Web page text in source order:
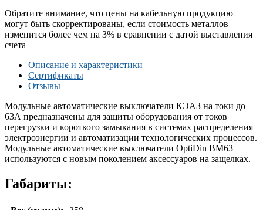
Обратите внимание, что цены на кабельную продукцию
могут быть скорректированы, если стоимость металлов
изменится более чем на 3% в сравнении с датой выставления
счета
Описание и характеристики
Сертификаты
Отзывы
Модульные автоматические выключатели КЭАЗ на токи до
63А предназначены для защиты оборудования от токов
перегрузки и короткого замыкания в системах распределения
электроэнергии и автоматизации технологических процессов.
Модульные автоматические выключатели OptiDin ВМ63
используются с новым поколением аксессуаров на защелках.
Габариты: